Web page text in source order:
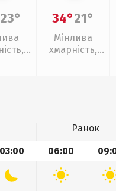
23° 34°21°
Мінлива
хмарність,
Ранок
03:00 06:00